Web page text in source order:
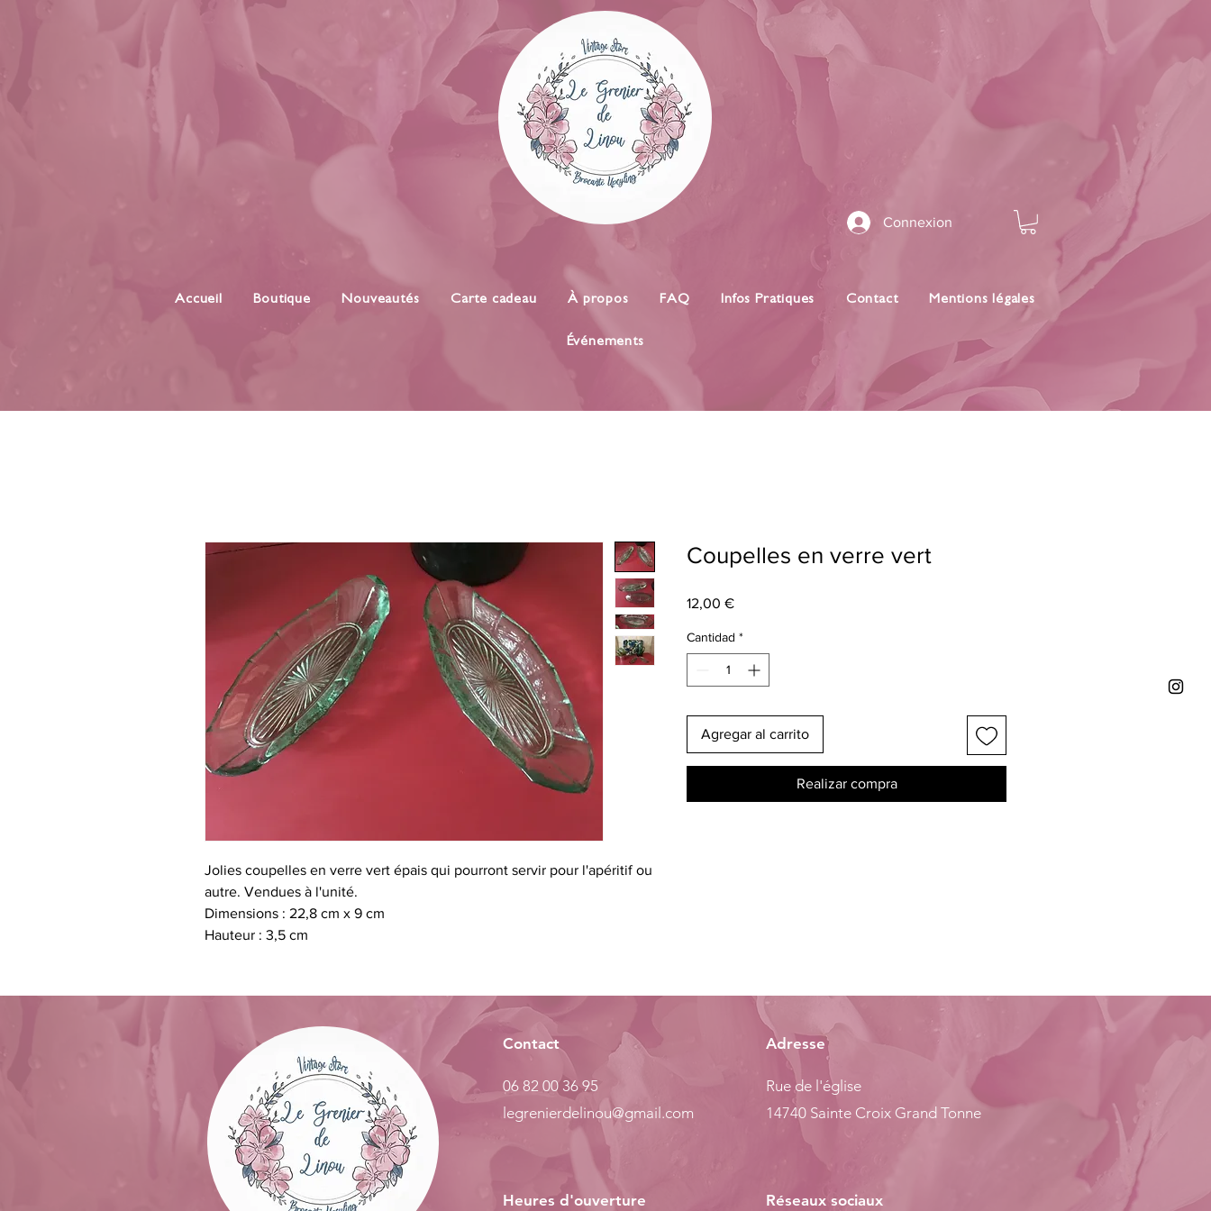
Connexion
Accueil Boutique Nouveautés Carte cadeau À propos FAQ Infos Pratiques Contact Mentions légales
Événements
Jolies coupelles en verre vert épais qui pourront servir pour l'apéritif ou
autre. Vendues à l'unité.
Dimensions : 22,8 cm x 9 cm
Hauteur : 3,5 cm
Coupelles en verre vert
12,00 €Precio
Cantidad *
Agregar al carrito
Realizar compra
Contact
06 82 00 36 95
legrenierdelinou@gmail.com
Adresse
Rue de l'église
14740 Sainte Croix Grand Tonne
Heures d'ouverture Réseaux sociaux